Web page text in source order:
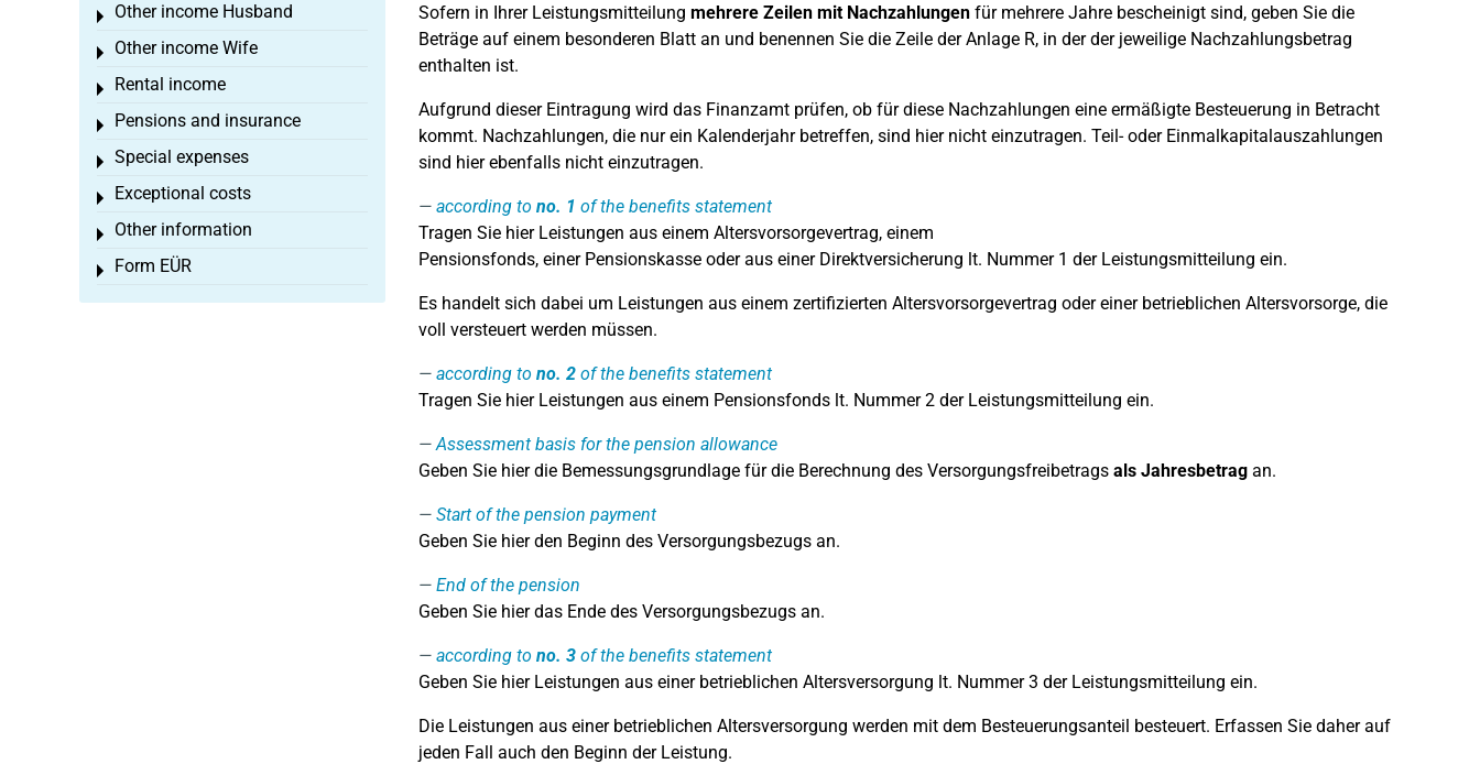
Sofern in Ihrer Leistungsmitteilung mehrere Zeilen mit Nachzahlungenfür mehrere Jahre bescheinigt sind, geben Sie die
Beträge auf einem besonderen Blatt an und benennen Sie die Zeile der Anlage R, in der der jeweilige Nachzahlungsbetrag
enthalten ist.
Aufgrund dieser Eintragung wird das Finanzamt prüfen, ob für diese Nachzahlungen eine ermäßigte Besteuerung in Betracht
kommt. Nachzahlungen, die nur ein Kalenderjahr betreffen, sind hier nicht einzutragen. Teil- oder Einmalkapitalauszahlungen
sind hier ebenfalls nicht einzutragen.
according to no. 1 of the benefits statement
Tragen Sie hier Leistungen aus einem Altersvorsorgevertrag, einem
Pensionsfonds, einer Pensionskasse oder aus einer Direktversicherung lt. Nummer 1 der Leistungsmitteilung ein.
Es handelt sich dabei um Leistungen aus einem zertifizierten Altersvorsorgevertrag oder einer betrieblichen Altersvorsorge, die
voll versteuert werden müssen.
according to no. 2of the benefits statement
Tragen Sie hier Leistungen aus einem Pensionsfonds lt. Nummer 2 der Leistungsmitteilung ein.
Assessment basis for the pension allowance
Geben Sie hier die Bemessungsgrundlage für die Berechnung des Versorgungsfreibetrags als Jahresbetragan.
Start of the pension payment
Geben Sie hier den Beginn des Versorgungsbezugs an.
End of the pension
Geben Sie hier das Ende des Versorgungsbezugs an.
according to no. 3of the benefits statement
Geben Sie hier Leistungen aus einer betrieblichen Altersversorgung lt. Nummer 3 der Leistungsmitteilung ein.
Die Leistungen aus einer betrieblichen Altersversorgung werden mit dem Besteuerungsanteil besteuert. Erfassen Sie daher auf
jeden Fall auch den Beginn der Leistung.
Other income Husband
Toggle menu
Other income Wife
Toggle menu
Rental income
Toggle menu
Pensions and insurance
Toggle menu
Special expenses
Toggle menu
Exceptional costs
Toggle menu
Other information
Toggle menu
Form EÜR
Toggle menu